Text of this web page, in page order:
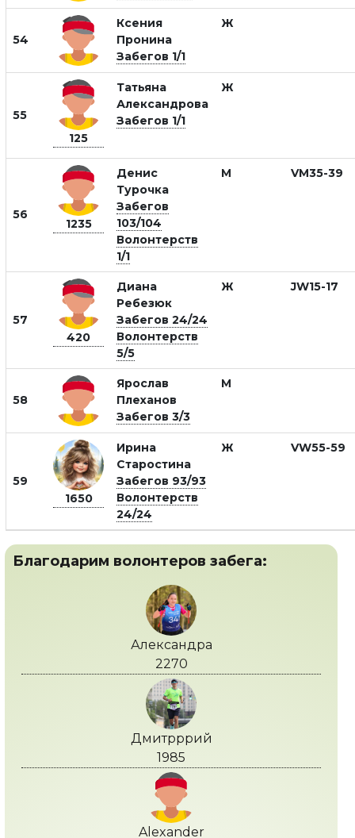
54
Ксения
Пронина
Забегов 1/1
Ж
55
125
Татьяна
Александрова
Забегов 1/1
Ж
56
1235
Денис
Турочка
Забегов
103/104
Волонтерств
1/1
М VM35-39
57
420
Диана
Ребезюк
Забегов 24/24
Волонтерств
5/5
Ж JW15-17
58
Ярослав
Плеханов
Забегов 3/3
М
59
1650
Ирина
Старостина
Забегов 93/93
Волонтерств
24/24
Ж VW55-59
Благодарим волонтеров забега:
Александра
2270
Дмитрррий
1985
Alexander